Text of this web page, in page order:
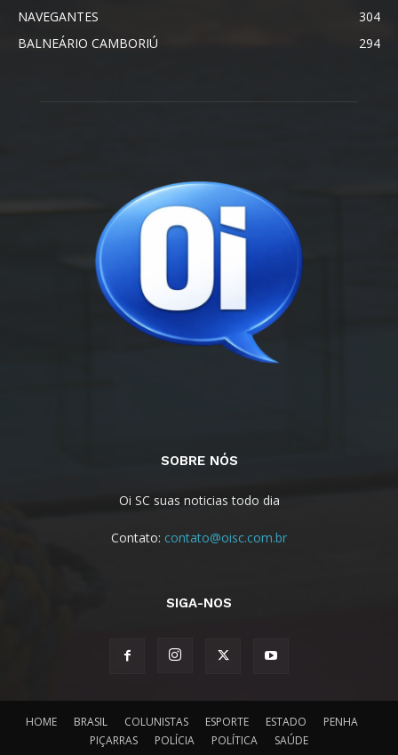
NAVEGANTES
304
BALNEÁRIO CAMBORIÚ
294
SOBRE NÓS
Oi SC suas noticias todo dia
Contato: contato@oisc.com.br
SIGA-NOS
HOME BRASIL COLUNISTAS ESPORTE ESTADO
PENHA
PIÇARRAS
POLÍCIA POLÍTICA SAÚDE